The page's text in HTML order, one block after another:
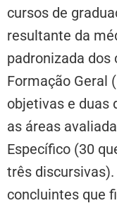
cursos de
resultante da
padronizada dos
Formação Geral
objetivas e duas
as áreas
Específico (30
três discursivas).
concluintes que